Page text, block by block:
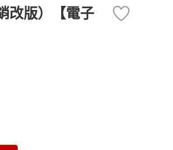
改版）【電子